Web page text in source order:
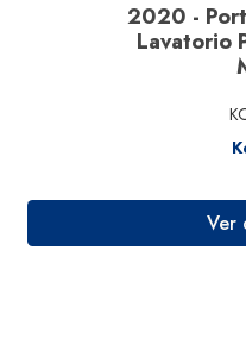
2020 -
Lavatorio